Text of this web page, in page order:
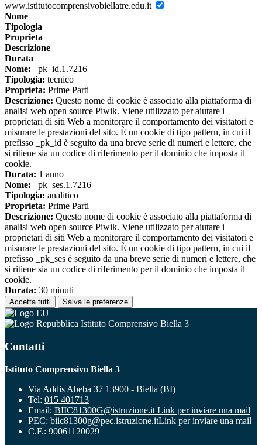
www.istitutocomprensivobiellatre.edu.it
Nome
Tipologia
Proprieta
Descrizione
Durata
Nome: _pk_id.1.7216
Tipologia: tecnico
Proprieta: Prime Parti
Descrizione: Questo nome di cookie è associato alla piattaforma di
analisi web open source Piwik. Viene utilizzato per aiutare i
proprietari di siti Web a monitorare il comportamento dei visitatori e
misurare le prestazioni del sito. È un cookie di tipo pattern, in cui il
prefisso _pk_id è seguito da una breve serie di numeri e lettere, che
si ritiene sia un codice di riferimento per il dominio che imposta il
cookie.
Durata: 1 anno
Nome: _pk_ses.1.7216
Tipologia: analitico
Proprieta: Prime Parti
Descrizione: Questo nome di cookie è associato alla piattaforma di
analisi web open source Piwik. Viene utilizzato per aiutare i
proprietari di siti Web a monitorare il comportamento dei visitatori e
misurare le prestazioni del sito. È un cookie di tipo pattern, in cui il
prefisso _pk_ses è seguito da una breve serie di numeri e lettere, che
si ritiene sia un codice di riferimento per il dominio che imposta il
cookie.
Durata: 30 minuti
Accetta tutti Salva le preferenze
Istituto Comprensivo Biella 3
Contatti
Istituto Comprensivo Biella 3
Via Addis Abeba 37 13900 - Biella (BI)
Tel: 015 401713
Email: BIIC81300G@istruzione.it Link per inviare una mail
PEC: biic81300g@pec.istruzione.itLink per inviare una mail
C.F.: 90061120029